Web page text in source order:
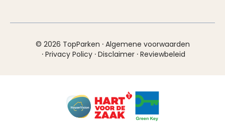
© 2026 TopParken · Algemene voorwaarden
· Privacy Policy · Disclaimer · Reviewbeleid